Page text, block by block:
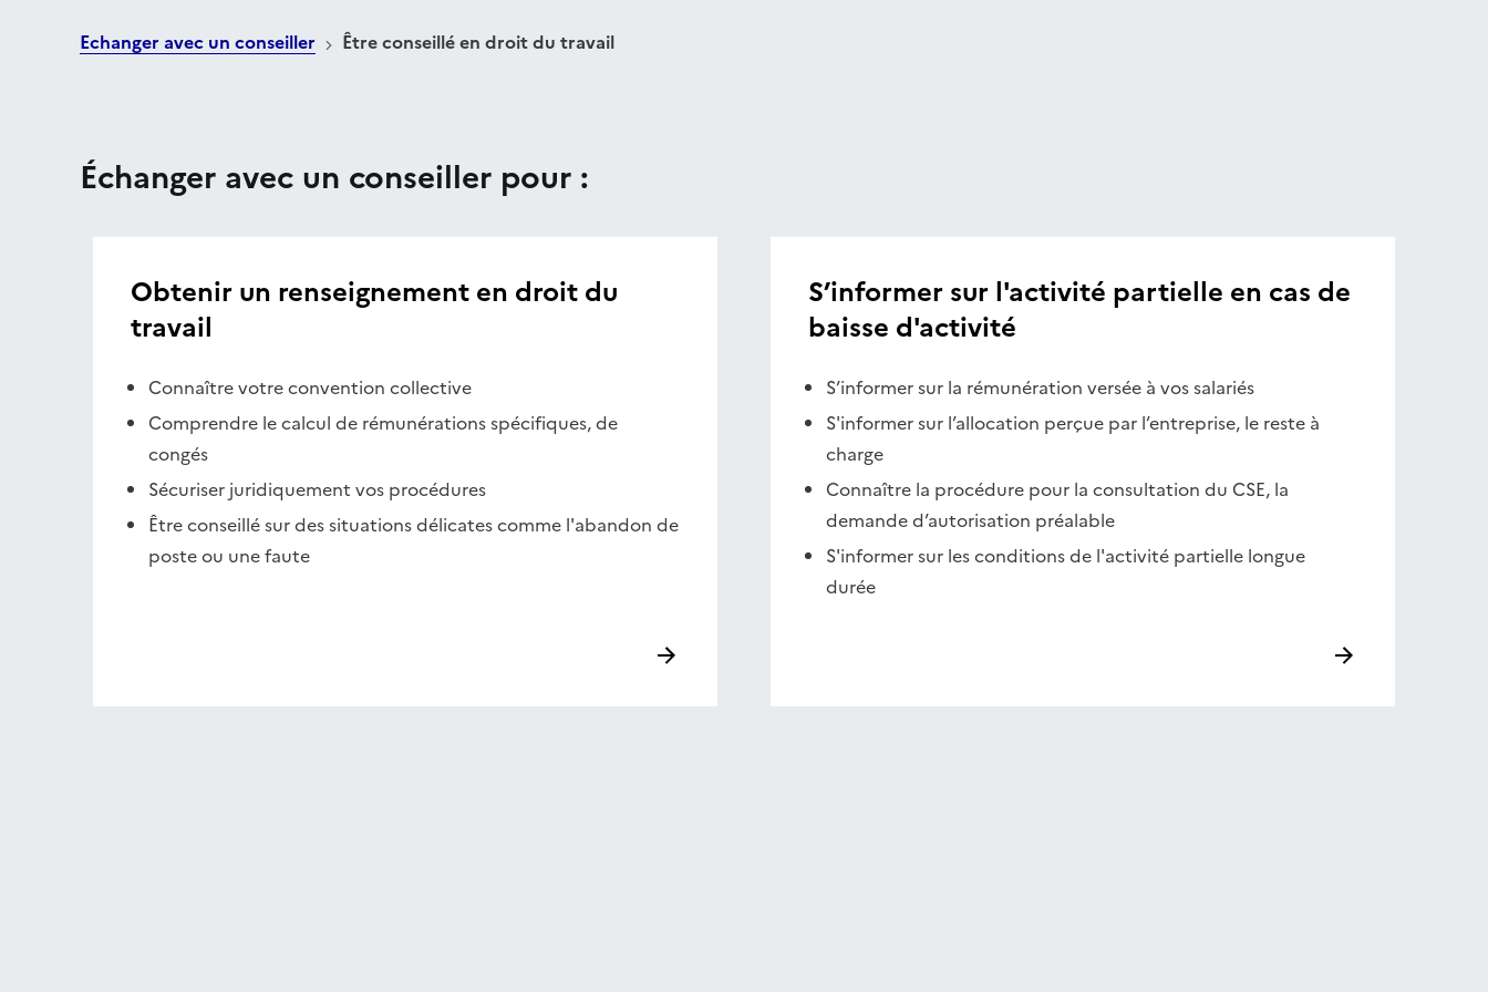
Echanger avec un conseiller Être conseillé en droit du travail
Échanger avec un conseiller pour :
Obtenir un renseignement en droit du
travail
Connaître votre convention collective
Comprendre le calcul de rémunérations spécifiques, de
congés
Sécuriser juridiquement vos procédures
Être conseillé sur des situations délicates comme l'abandon de
poste ou une faute
S’informer sur l'activité partielle en cas de
baisse d'activité
S’informer sur la rémunération versée à vos salariés
S'informer sur l’allocation perçue par l’entreprise, le reste à
charge
Connaître la procédure pour la consultation du CSE, la
demande d’autorisation préalable
S'informer sur les conditions de l'activité partielle longue
durée